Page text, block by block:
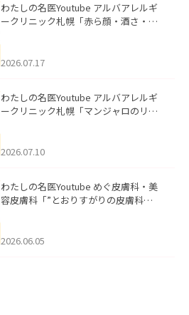
わたしの名医Youtube アルバアレルギ
ークリニック札幌「赤ら顔・酒さ・ニ
した。
2026.07.17
わたしの名医Youtube アルバアレルギ
ークリニック札幌「マンジャロのリア
た。
2026.07.10
わたしの名医Youtube めぐ皮膚科・美
容皮膚科「”とおりすがりの皮膚科
2026.06.05